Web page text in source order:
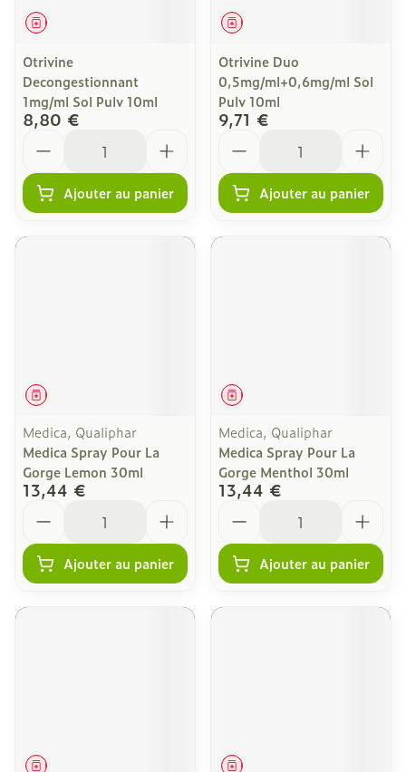
Médicament
Otrivine
Decongestionnant
1mg/ml Sol Pulv 10ml
8,80 €
Ajouter au panier
Médicament
Otrivine Duo
0,5mg/ml+0,6mg/ml Sol
Pulv 10ml
9,71 €
Ajouter au panier
Médicament
Medica, Qualiphar
Medica Spray Pour La
Gorge Lemon 30ml
13,44 €
Ajouter au panier
Médicament
Medica, Qualiphar
Medica Spray Pour La
Gorge Menthol 30ml
13,44 €
Ajouter au panier
Médicament Médicament